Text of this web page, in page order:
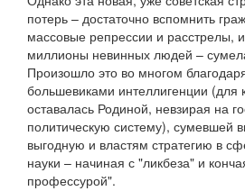
потерь – достаточно вспомнить
массовые репрессии и расстрелы,
миллионы невинных людей –
Произошло это во многом
большевиками интеллигенции (для
оставалась Родиной, невзирая на
политическую систему), сумевшей
выгодную и властям стратегию в
науки – начиная с "ликбеза" и
профессурой".